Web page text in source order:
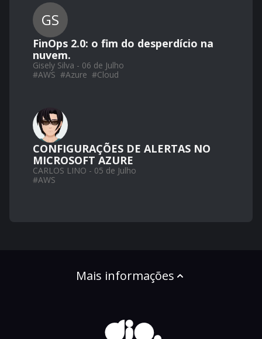
GS
FinOps 2.0: o fim do desperdício na
nuvem.
Gisely Silva - 06 de Julho
#AWS #Azure #Cloud
CONFIGURAÇÕES DE ALERTAS NO
MICROSOFT AZURE
CARLOS LINO - 05 de Julho
#AWS
Mais informações